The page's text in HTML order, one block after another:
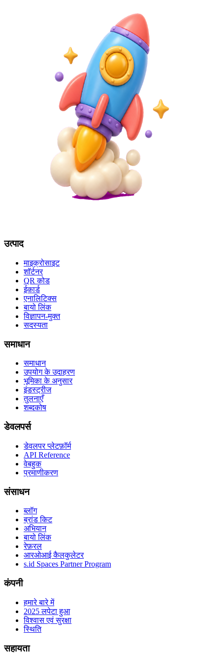
उत्पाद
माइक्रोसाइट
शॉर्टनर
QR कोड
ईकार्ड
एनालिटिक्स
बायो लिंक
विज्ञापन-मुक्त
सदस्यता
समाधान
समाधान
उपयोग के उदाहरण
भूमिका के अनुसार
इंडस्ट्रीज
तुलनाएँ
शब्दकोष
डेवलपर्स
डेवलपर प्लेटफ़ॉर्म
API Reference
वेबहुक
प्रमाणीकरण
संसाधन
ब्लॉग
ब्रांड किट
अभियान
बायो लिंक
रेफ़रल
आरओआई कैलकुलेटर
s.id Spaces Partner Program
कंपनी
हमारे बारे में
2025 लपेटा हुआ
विश्वास एवं सुरक्षा
स्थिति
सहायता